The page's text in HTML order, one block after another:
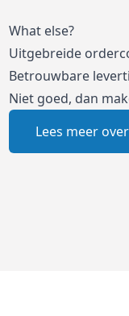
What else?
Uitgebreide
Betrouwbare
Niet goed, dan
Lees meer